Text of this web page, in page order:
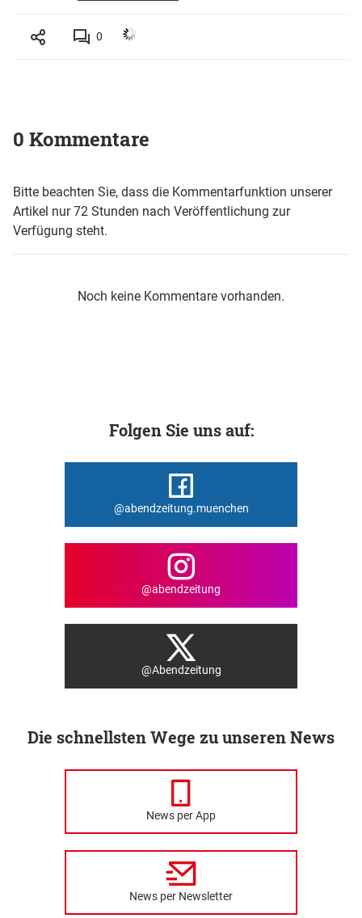
0
0 Kommentare
Bitte beachten Sie, dass die Kommentarfunktion unserer
Artikel nur 72 Stunden nach Veröffentlichung zur
Verfügung steht.
Noch keine Kommentare vorhanden.
Folgen Sie uns auf:
@abendzeitung.muenchen
@abendzeitung
@Abendzeitung
Die schnellsten Wege zu unseren News
News per App
News per Newsletter